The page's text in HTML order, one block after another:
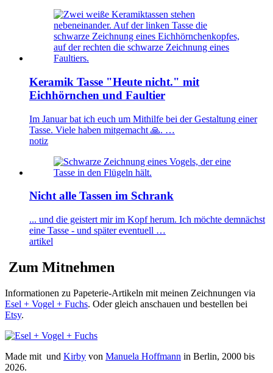
Keramik Tasse "Heute nicht." mit
Eichhörnchen und Faultier
Im Januar bat ich euch um Mithilfe bei der Gestaltung einer
Tasse. Viele haben mitgemacht 🙏. …
notiz
Nicht alle Tassen im Schrank
... und die geistert mir im Kopf herum. Ich möchte demnächst
eine Tasse - und später eventuell …
artikel
Zum Mitnehmen
Informationen zu Papeterie-Artikeln mit meinen Zeichnungen via
Esel + Vogel + Fuchs. Oder gleich anschauen und bestellen bei
Etsy.
Made mit und Kirby von Manuela Hoffmann in Berlin, 2000 bis
2026.